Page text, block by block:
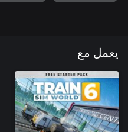
يعمل مع